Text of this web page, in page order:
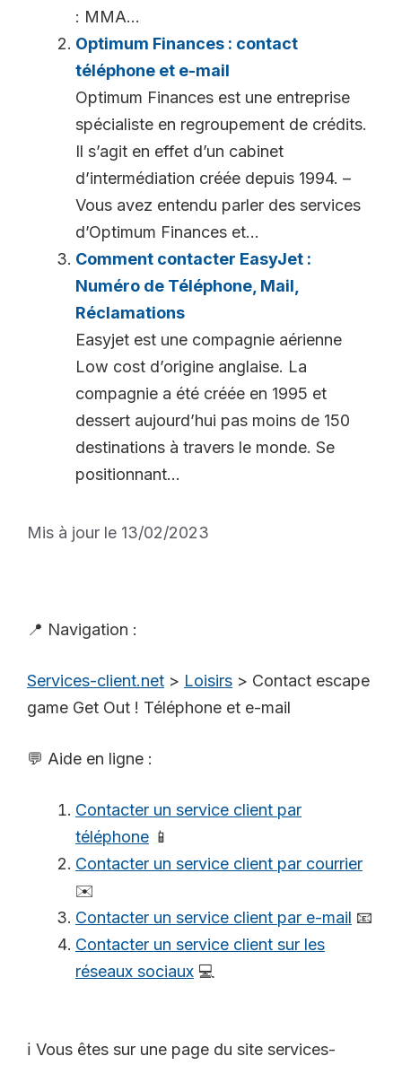
: MMA...
Optimum Finances : contact
téléphone et e-mail
Optimum Finances est une entreprise
spécialiste en regroupement de crédits.
Il s’agit en effet d’un cabinet
d’intermédiation créée depuis 1994. –
Vous avez entendu parler des services
d’Optimum Finances et...
Comment contacter EasyJet :
Numéro de Téléphone, Mail,
Réclamations
Easyjet est une compagnie aérienne
Low cost d’origine anglaise. La
compagnie a été créée en 1995 et
dessert aujourd’hui pas moins de 150
destinations à travers le monde. Se
positionnant...
Mis à jour le 13/02/2023
📍 Navigation :
Services-client.net > Loisirs > Contact escape
game Get Out ! Téléphone et e-mail
💬 Aide en ligne :
Contacter un service client par
téléphone 📱
Contacter un service client par courrier
✉️
Contacter un service client par e-mail 📧
Contacter un service client sur les
réseaux sociaux 💻
ℹ️ Vous êtes sur une page du site services-